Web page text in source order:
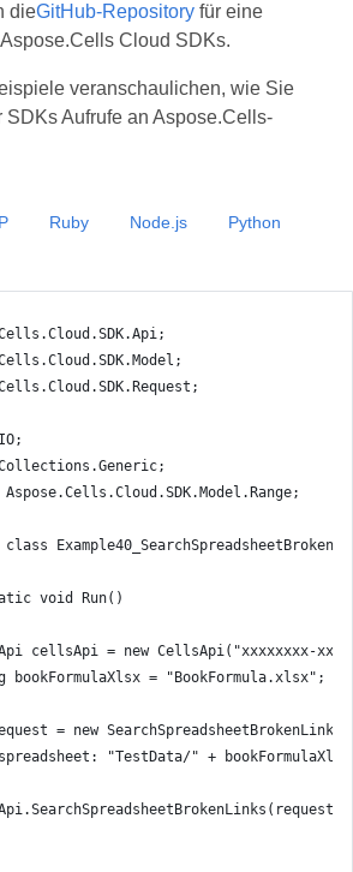
dieGitHub-Repository für eine
Cloud SDKs.
veranschaulichen, wie Sie
Aufrufe an Aspose.Cells-
void Run()
cellsApi = new CellsApi("xxxxxxxx-
bookFormulaXlsx = "BookFormula.xlsx";
= new
"TestData/" + bookFormulaXlsx
Ruby Node.js Python